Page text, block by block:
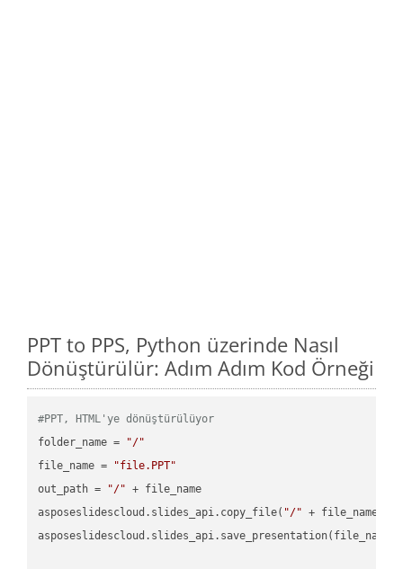
PPT to PPS, Python üzerinde Nasıl
Dönüştürülür: Adım Adım Kod Örneği
#PPT, HTML'ye dönüştürülüyor
folder_name =
"/"
file_name =
"file.PPT"
out_path =
"/" + file_name
asposeslidescloud.slides_api.copy_file( "/" + file_name,